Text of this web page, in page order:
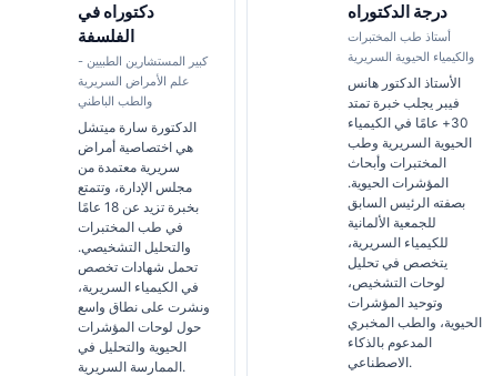
دكتوراه في
الفلسفة
كبير المستشارين الطبيين -
علم الأمراض السريرية
والطب الباطني
الدكتورة سارة ميتشل
هي اختصاصية أمراض
سريرية معتمدة من
مجلس الإدارة، وتتمتع
بخبرة تزيد عن 18 عامًا
في طب المختبرات
والتحليل التشخيصي.
تحمل شهادات تخصص
في الكيمياء السريرية،
ونشرت على نطاق واسع
حول لوحات المؤشرات
الحيوية والتحليل في
الممارسة السريرية.
درجة الدكتوراه
أستاذ طب المختبرات
والكيمياء الحيوية السريرية
الأستاذ الدكتور هانس
فيبر يجلب خبرة تمتد
30+ عامًا في الكيمياء
الحيوية السريرية وطب
المختبرات وأبحاث
المؤشرات الحيوية.
بصفته الرئيس السابق
للجمعية الألمانية
للكيمياء السريرية،
يتخصص في تحليل
لوحات التشخيص،
وتوحيد المؤشرات
الحيوية، والطب المخبري
المدعوم بالذكاء
الاصطناعي.